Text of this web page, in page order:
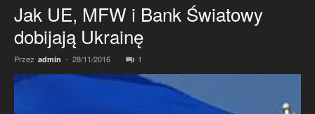
Jak UE, MFW i Bank Światowy
dobijają Ukrainę
Przez admin - 28/11/2016 1